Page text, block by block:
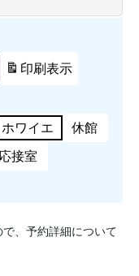
印刷表示
ホワイエ 休館
応接室
、予約詳細について